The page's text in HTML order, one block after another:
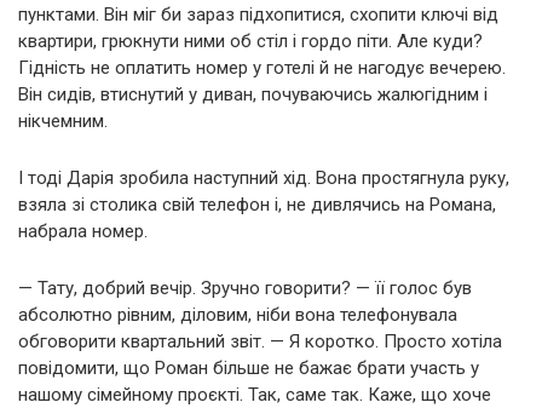
пунктами. Він міг би зараз підхопитися, схопити ключі від
квартири, грюкнути ними об стіл і гордо піти. Але куди?
Гідність не оплатить номер у готелі й не нагодує вечерею.
Він сидів, втиснутий у диван, почуваючись жалюгідним і
нікчемним.
І тоді Дарія зробила наступний хід. Вона простягнула руку,
взяла зі столика свій телефон і, не дивлячись на Романа,
набрала номер.
— Тату, добрий вечір. Зручно говорити? — її голос був
абсолютно рівним, діловим, ніби вона телефонувала
обговорити квартальний звіт. — Я коротко. Просто хотіла
повідомити, що Роман більше не бажає брати участь у
нашому сімейному проєкті. Так, саме так. Каже, що хоче